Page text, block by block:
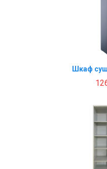
Шкаф